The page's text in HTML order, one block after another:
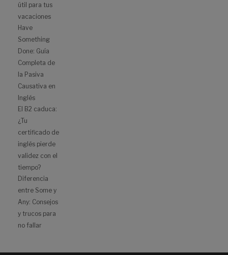
útil para tus
vacaciones
Have
Something
Done: Guía
Completa de
la Pasiva
Causativa en
Inglés
El B2 caduca:
¿Tu
certificado de
inglés pierde
validez con el
tiempo?
Diferencia
entre Some y
Any: Consejos
y trucos para
no fallar